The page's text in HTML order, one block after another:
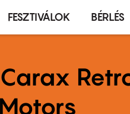
FESZTIVÁLOK BÉRLÉS